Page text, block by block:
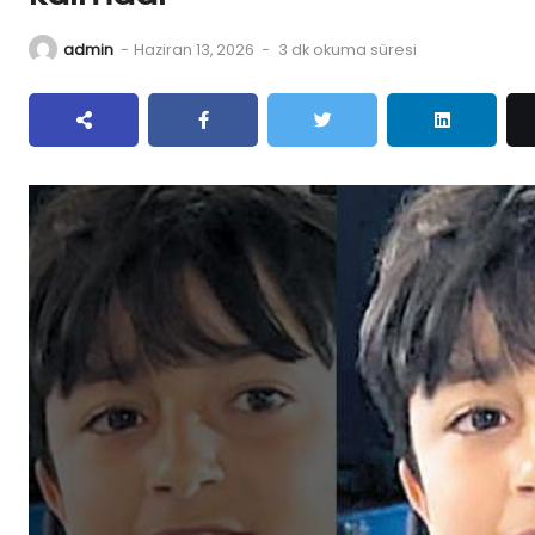
admin - Haziran 13, 2026 - 3 dk okuma süresi